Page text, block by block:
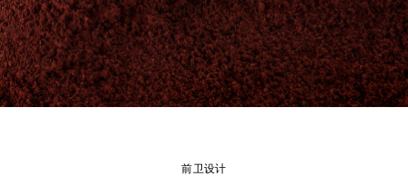
前卫设计